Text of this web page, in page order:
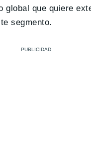
global que quiere
segmento.